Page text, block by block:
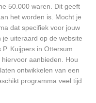
50.000 waren. Dit geeft
het worden is. Mocht je
dat specifiek voor jouw
uiteraard op de website
Kuijpers in Ottersum
aanbieden. Hou
ontwikkelen van een
programma veel tijd